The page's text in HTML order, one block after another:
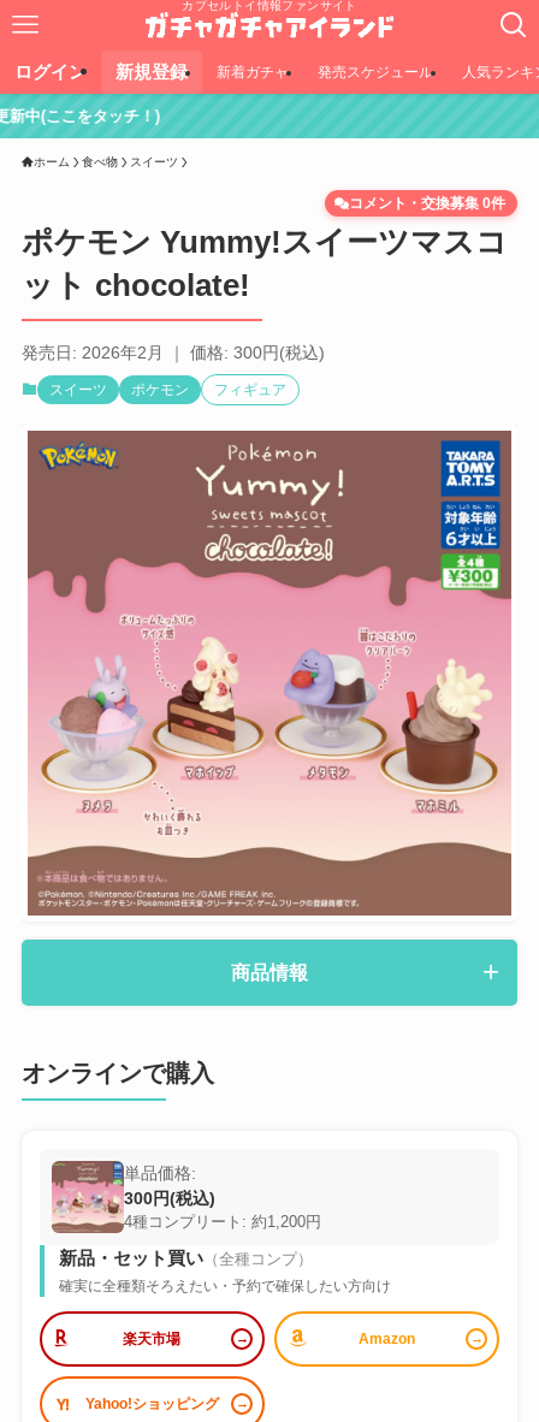
カプセルトイ情報ファンサイト
ログイン 新規登録 新着ガチャ 発売スケジュール 人気ランキ
！)
ホーム 食べ物 スイーツ
ポケモン Yummy!スイーツマスコ
ット chocolate!
コメント・交換募集 0件
発売日: 2026年2月 ｜ 価格: 300円(税込)
スイーツ ポケモン フィギュア
商品情報
オンラインで購入
単品価格:
300円(税込)
4種コンプリート: 約1,200円
新品・セット買い（全種コンプ）
確実に全種類そろえたい・予約で確保したい方向け
楽天市場 Amazon
Yahoo!ショッピング